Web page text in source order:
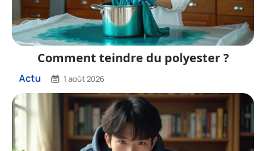
Comment teindre du polyester ?
Actu 1 août 2026